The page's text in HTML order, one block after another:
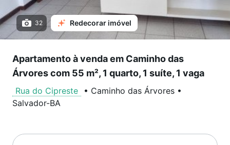
32 Redecorar imóvel
Apartamento à venda em Caminho das
Árvores com 55 m², 1 quarto, 1 suíte, 1 vaga
Rua do Cipreste • Caminho das Árvores •
Salvador-BA